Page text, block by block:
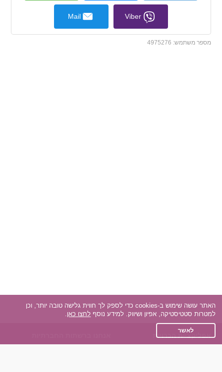
Viber
Mail
מספר משתמש: 4975276
אפליקציית הכרויות
האתר עושה שימוש ב-cookies כדי לספק לך חווית גלישה טובה יותר, וכן
למטרות סטטיסטיקה, אפיון ושיווק. למידע נוסף לחצו כאן.
לאשר